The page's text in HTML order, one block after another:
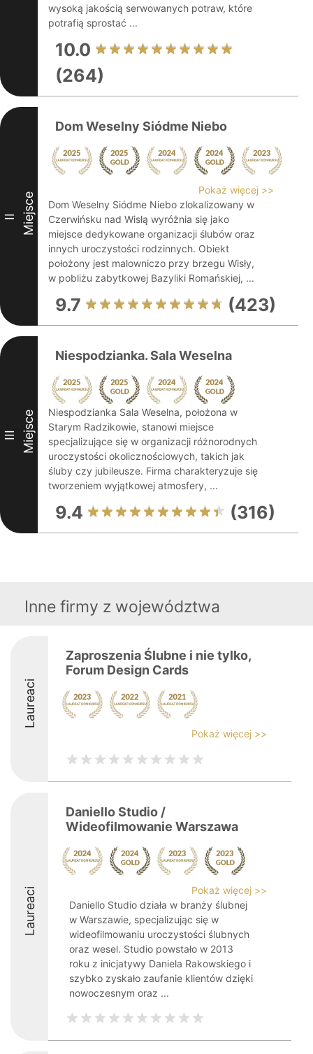
wysoką jakością serwowanych potraw, które
potrafią sprostać ...
10.0
(264)
II Miejsce
Dom Weselny Siódme Niebo
Pokaż więcej >>
Dom Weselny Siódme Niebo zlokalizowany w
Czerwińsku nad Wisłą wyróżnia się jako
miejsce dedykowane organizacji ślubów oraz
innych uroczystości rodzinnych. Obiekt
położony jest malowniczo przy brzegu Wisły,
w pobliżu zabytkowej Bazyliki Romańskiej, ...
9.7 (423)
III Miejsce
Niespodzianka. Sala Weselna
Niespodzianka Sala Weselna, położona w
Starym Radzikowie, stanowi miejsce
specjalizujące się w organizacji różnorodnych
uroczystości okolicznościowych, takich jak
śluby czy jubileusze. Firma charakteryzuje się
tworzeniem wyjątkowej atmosfery, ...
9.4 (316)
Inne firmy z województwa
Laureaci
Zaproszenia Ślubne i nie tylko,
Forum Design Cards
Pokaż więcej >>
Laureaci
Daniello Studio /
Wideofilmowanie Warszawa
Pokaż więcej >>
Daniello Studio działa w branży ślubnej
w Warszawie, specjalizując się w
wideofilmowaniu uroczystości ślubnych
oraz wesel. Studio powstało w 2013
roku z inicjatywy Daniela Rakowskiego i
szybko zyskało zaufanie klientów dzięki
nowoczesnym oraz ...